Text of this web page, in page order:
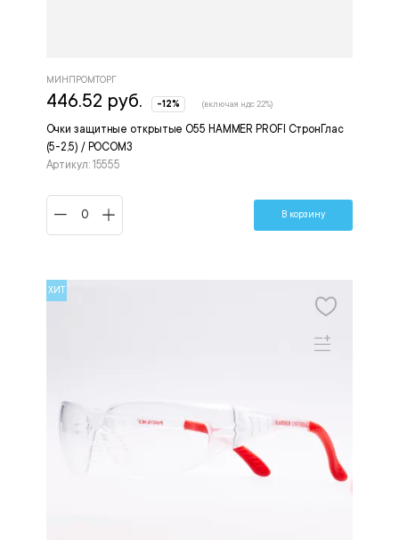
Очки защитные открытые О55 HAMMER PROFI СтронГлас
(5-2,5) / РОСОМЗ
Артикул: 15555
МИНПРОМТОРГ
446.52 руб. -12% (включая ндс 22%)
В корзину
ХИТ